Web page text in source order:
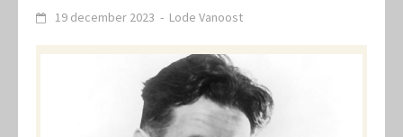
19 december 2023 - Lode Vanoost